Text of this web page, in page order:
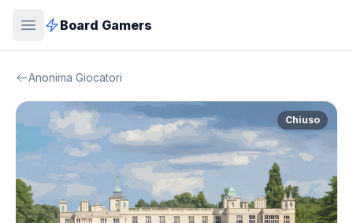
Board Gamers
Anonima Giocatori
Chiuso